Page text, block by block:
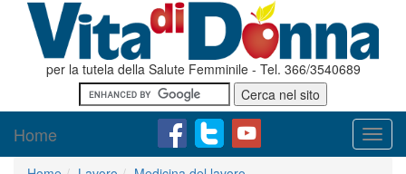
per la tutela della Salute Femminile - Tel. 366/3540689
Home